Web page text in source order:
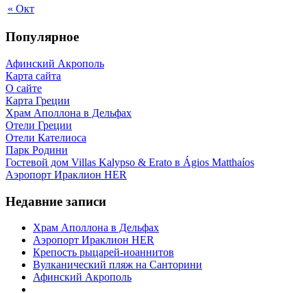
« Окт
Популярное
Афинский Акрополь
Карта сайта
О сайте
Карта Греции
Храм Аполлона в Дельфах
Отели Греции
Отели Кателиоса
Парк Родини
Гостевой дом Villas Kalypso & Erato в Ágios Matthaíos
Аэропорт Ираклион HER
Недавние записи
Храм Аполлона в Дельфах
Аэропорт Ираклион HER
Крепость рыцарей-иоаннитов
Вулканический пляж на Санторини
Афинский Акрополь